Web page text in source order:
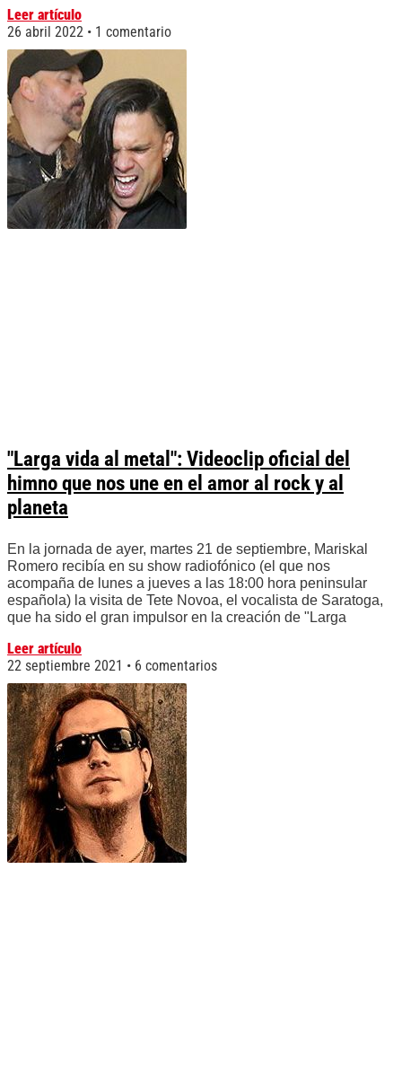
Leer artículo
26 abril 2022
1 comentario
"Larga vida al metal": Videoclip oficial del
himno que nos une en el amor al rock y al
planeta
En la jornada de ayer, martes 21 de septiembre, Mariskal
Romero recibía en su show radiofónico (el que nos
acompaña de lunes a jueves a las 18:00 hora peninsular
española) la visita de Tete Novoa, el vocalista de Saratoga,
que ha sido el gran impulsor en la creación de "Larga
Leer artículo
22 septiembre 2021
6 comentarios